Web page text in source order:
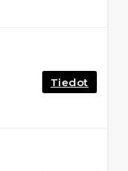
Tiedot